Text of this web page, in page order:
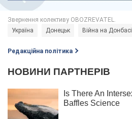
Україна Донецьк Війна на Донбасі
Редакційна політика